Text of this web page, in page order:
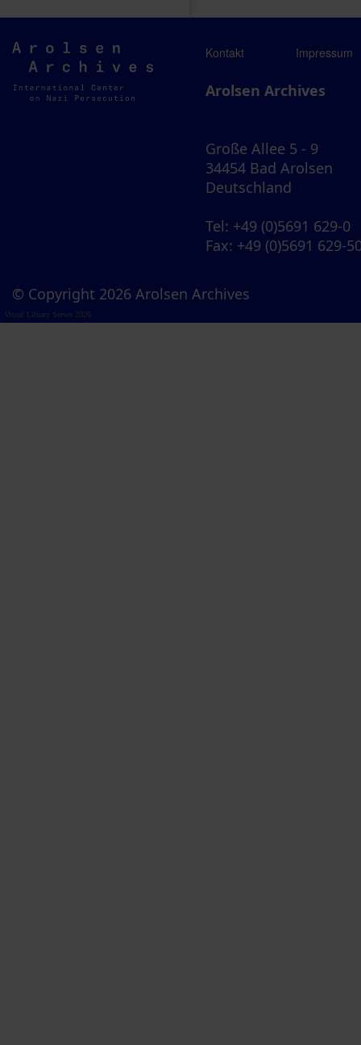
Arolsen
Archives
Kontakt Impressum
Arolsen Archives
Große Allee 5 - 9
34454 Bad Arolsen
Deutschland
Tel: +49 (0)5691 629-0
Fax: +49 (0)5691 629-
© Copyright 2026 Arolsen Archives
Visual Library Server 2026